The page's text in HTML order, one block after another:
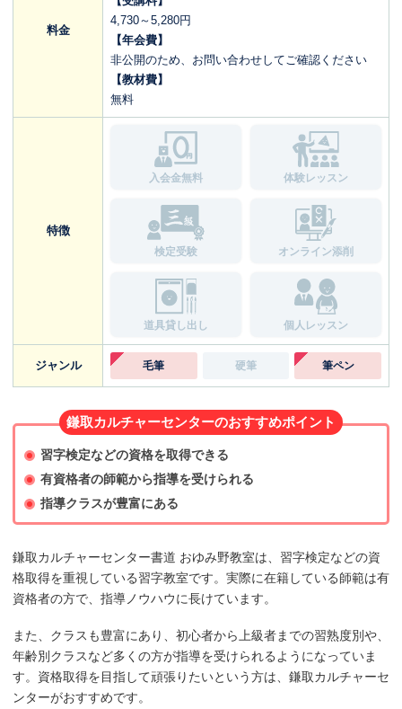
料金
4,730～5,280円
【年会費】
非公開のため、お問い合わせしてご確認ください
【教材費】
無料
特徴
入会金無料 体験レッスン
検定受験 オンライン添削
道具貸し出し 個人レッスン
ジャンル 毛筆 硬筆 筆ペン
鎌取カルチャーセンターのおすすめポイント
習字検定などの資格を取得できる
有資格者の師範から指導を受けられる
指導クラスが豊富にある
鎌取カルチャーセンター書道 おゆみ野教室は、習字検定などの資
格取得を重視している習字教室です。実際に在籍している師範は有
資格者の方で、指導ノウハウに長けています。
また、クラスも豊富にあり、初心者から上級者までの習熟度別や、
年齢別クラスなど多くの方が指導を受けられるようになっていま
す。資格取得を目指して頑張りたいという方は、鎌取カルチャーセ
ンターがおすすめです。